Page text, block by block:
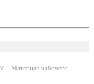
- Материал рабочего